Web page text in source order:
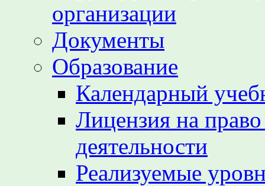
организации
Документы
Образование
Календарный
Лицензия на
деятельности
Реализуемые